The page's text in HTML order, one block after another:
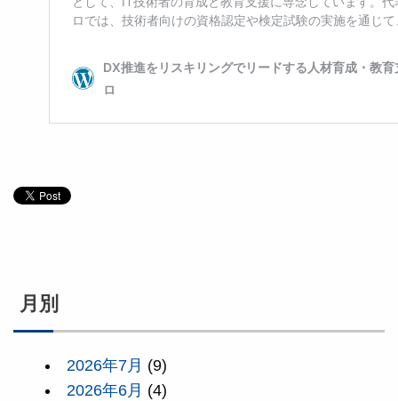
月別
2026年7月 (9)
2026年6月 (4)